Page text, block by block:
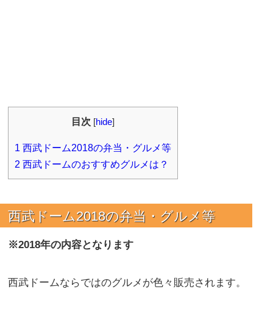
目次 [hide]
1 西武ドーム2018の弁当・グルメ等
2 西武ドームのおすすめグルメは？
西武ドーム2018の弁当・グルメ等
※2018年の内容となります
西武ドームならではのグルメが色々販売されます。